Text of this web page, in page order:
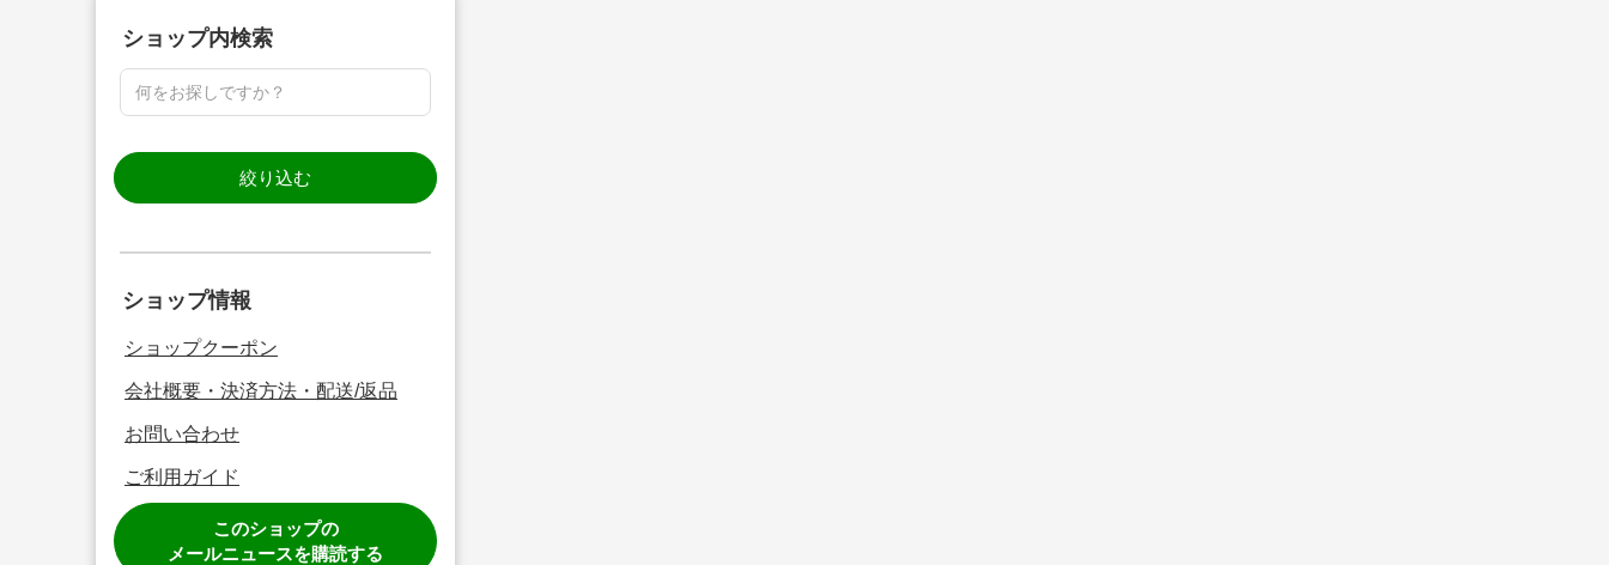
ショップ内検索
絞り込む
ショップ情報
ショップクーポン
会社概要・決済方法・配送/返品
お問い合わせ
ご利用ガイド
このショップの
メールニュースを購読する